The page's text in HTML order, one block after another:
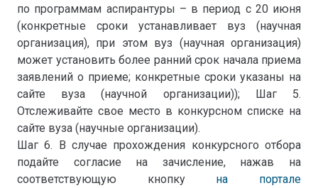
по программам аспирантуры – в период с 20 июня
(конкретные сроки устанавливает вуз (научная
организация), при этом вуз (научная организация)
может установить более ранний срок начала приема
заявлений о приеме; конкретные сроки указаны на
сайте вуза (научной организации)); Шаг 5.
Отслеживайте свое место в конкурсном списке на
сайте вуза (научные организации).
Шаг 6. В случае прохождения конкурсного отбора
подайте согласие на зачисление, нажав на
соответствующую кнопку на портале